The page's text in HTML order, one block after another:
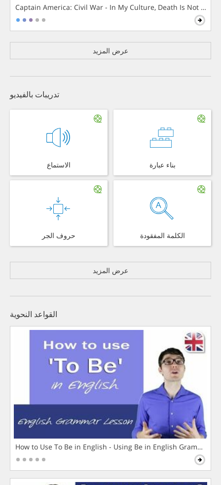
Captain America: Civil War - In My Culture, Death Is Not The
عرض المزيد
تدريبات بالفيديو
الاستماع بناء عبارة
حروف الجر الكلمة المفقودة
عرض المزيد
القواعد النحوية
How to Use To Be in English - Using Be in English Grammar